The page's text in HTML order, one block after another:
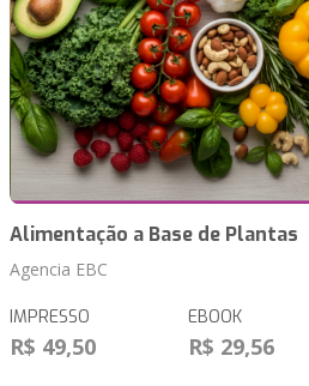
Alimentação a Base de Plantas
Agencia EBC
IMPRESSO
R$ 49,50
EBOOK
R$ 29,56